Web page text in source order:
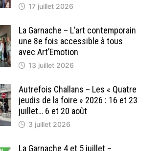
17 juillet 2026
La Garnache – L’art contemporain
une 8e fois accessible à tous
avec Art’Emotion
13 juillet 2026
Autrefois Challans – Les « Quatre
jeudis de la foire » 2026 : 16 et 23
juillet… 6 et 20 août
3 juillet 2026
La Garnache 4 et 5 juillet –